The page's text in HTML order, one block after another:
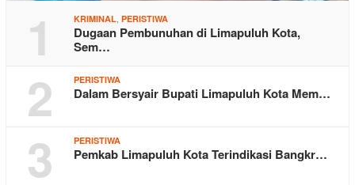
1 KRIMINAL PERISTIWA
Dugaan Pembunuhan di Limapuluh Kota,
Sem…
2 PERISTIWA
Dalam Bersyair Bupati Limapuluh Kota Mem…
3 PERISTIWA
Pemkab Limapuluh Kota Terindikasi Bangkr…